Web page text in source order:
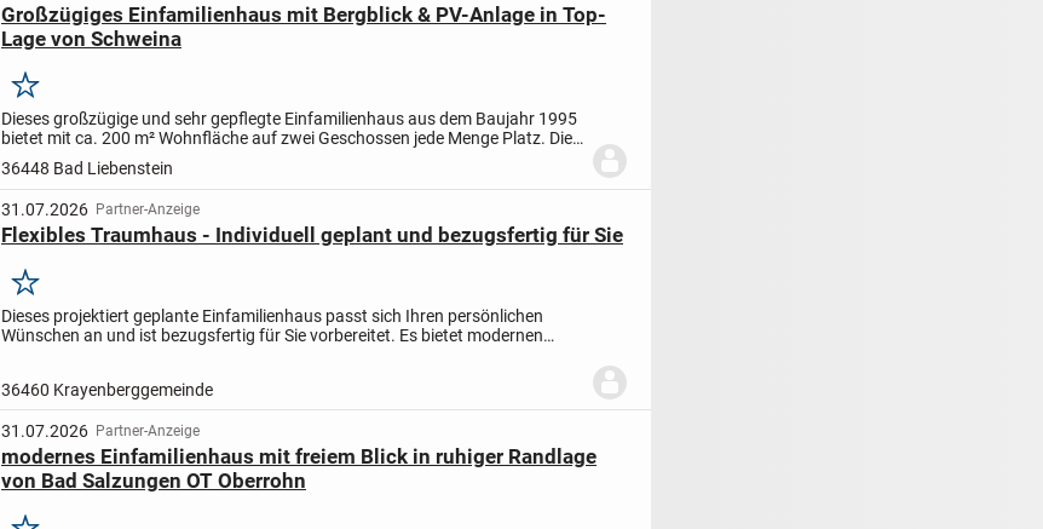
Großzügiges Einfamilienhaus mit Bergblick & PV-Anlage in Top-
Lage von Schweina
Merken
Dieses großzügige und sehr gepflegte Einfamilienhaus aus dem Baujahr 1995
bietet mit ca. 200 m² Wohnfläche auf zwei Geschossen jede Menge Platz. Die
Raumaufteilung mit insgesamt 8 Zimmern, 2 Küchen...
36448 Bad Liebenstein
31.07.2026 Partner-Anzeige
Flexibles Traumhaus - Individuell geplant und bezugsfertig für Sie
Merken
Dieses projektiert geplante Einfamilienhaus passt sich Ihren persönlichen
Wünschen an und ist bezugsfertig für Sie vorbereitet. Es bietet modernen
36460 Krayenberggemeinde
31.07.2026 Partner-Anzeige
modernes Einfamilienhaus mit freiem Blick in ruhiger Randlage
von Bad Salzungen OT Oberrohn